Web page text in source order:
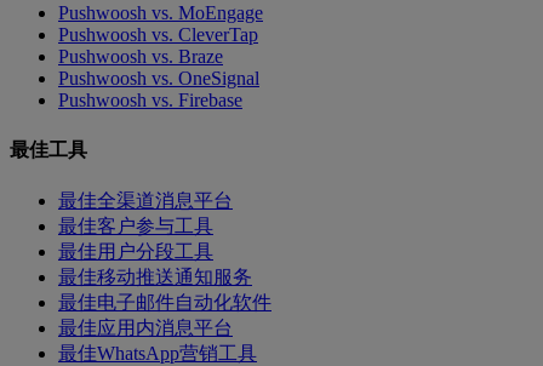
Pushwoosh vs. MoEngage
Pushwoosh vs. CleverTap
Pushwoosh vs. Braze
Pushwoosh vs. OneSignal
Pushwoosh vs. Firebase
最佳工具
最佳全渠道消息平台
最佳客户参与工具
最佳用户分段工具
最佳移动推送通知服务
最佳电子邮件自动化软件
最佳应用内消息平台
最佳WhatsApp营销工具